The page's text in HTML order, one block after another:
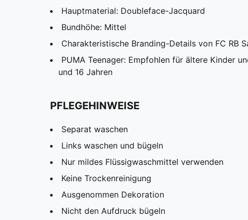
Hauptmaterial: Doubleface-Jacquard
Bundhöhe: Mittel
Charakteristische Branding-Details von FC RB
PUMA Teenager: Empfohlen für ältere Kinder
und 16 Jahren
PFLEGEHINWEISE
Separat waschen
Links waschen und bügeln
Nur mildes Flüssigwaschmittel verwenden
Keine Trockenreinigung
Ausgenommen Dekoration
Nicht den Aufdruck bügeln